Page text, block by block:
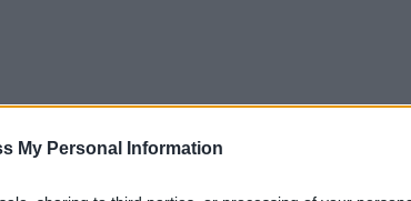
My Personal Information